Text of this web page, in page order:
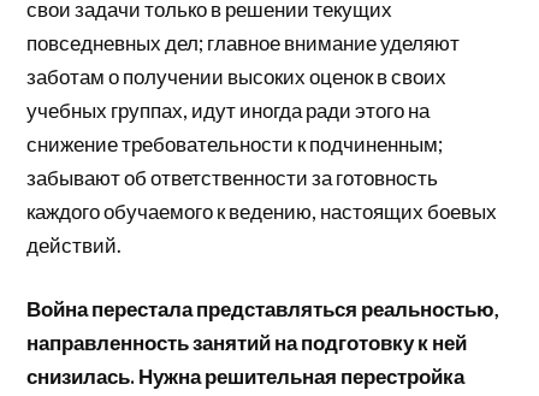
свои задачи только в решении текущих
повседневных дел; главное внимание уделяют
заботам о получении высоких оценок в своих
учебных группах, идут иногда ради этого на
снижение требовательности к подчиненным;
забывают об ответственности за готовность
каждого обучаемого к ведению, настоящих боевых
действий.
Война перестала представляться реальностью,
направленность занятий на подготовку к ней
снизилась. Нужна решительная перестройка